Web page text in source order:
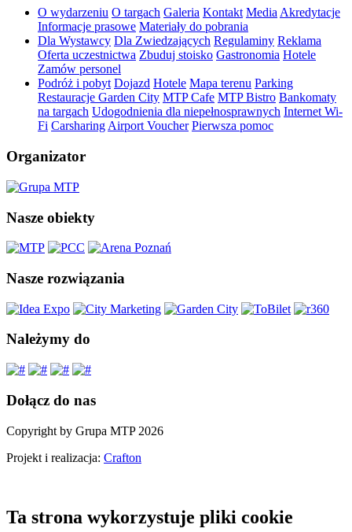
O wydarzeniu O targach Galeria Kontakt Media Akredytacje
Informacje prasowe Materiały do pobrania
Dla Wystawcy Dla Zwiedzających Regulaminy Reklama
Oferta uczestnictwa Zbuduj stoisko Gastronomia Hotele
Zamów personel
Podróż i pobyt Dojazd Hotele Mapa terenu Parking
Restauracje Garden City MTP Cafe MTP Bistro Bankomaty
na targach Udogodnienia dla niepełnosprawnych Internet Wi-
Fi Carsharing Airport Voucher Pierwsza pomoc
Organizator
Nasze obiekty
Nasze rozwiązania
Należymy do
Dołącz do nas
Copyright by Grupa MTP 2026
Projekt i realizacja: Crafton
Ta strona wykorzystuje pliki cookie